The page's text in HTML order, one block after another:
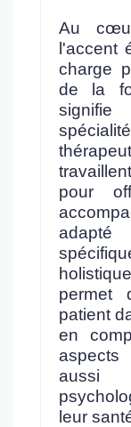
Au
l'accent
charge
de la
pour
permet
patient
en
aspects
leur